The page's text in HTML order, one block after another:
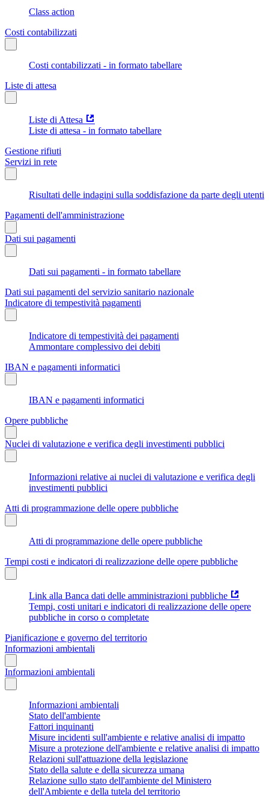
Class action
Costi contabilizzati
Costi contabilizzati - in formato tabellare
Liste di attesa
Liste di Attesa
Liste di attesa - in formato tabellare
Gestione rifiuti
Servizi in rete
Risultati delle indagini sulla soddisfazione da parte degli utenti
Pagamenti dell'amministrazione
Dati sui pagamenti
Dati sui pagamenti - in formato tabellare
Dati sui pagamenti del servizio sanitario nazionale
Indicatore di tempestività pagamenti
Indicatore di tempestività dei pagamenti
Ammontare complessivo dei debiti
IBAN e pagamenti informatici
IBAN e pagamenti informatici
Opere pubbliche
Nuclei di valutazione e verifica degli investimenti pubblici
Informazioni relative ai nuclei di valutazione e verifica degli
investimenti pubblici
Atti di programmazione delle opere pubbliche
Atti di programmazione delle opere pubbliche
Tempi costi e indicatori di realizzazione delle opere pubbliche
Link alla Banca dati delle amministrazioni pubbliche
Tempi, costi unitari e indicatori di realizzazione delle opere
pubbliche in corso o completate
Pianificazione e governo del territorio
Informazioni ambientali
Informazioni ambientali
Informazioni ambientali
Stato dell'ambiente
Fattori inquinanti
Misure incidenti sull'ambiente e relative analisi di impatto
Misure a protezione dell'ambiente e relative analisi di impatto
Relazioni sull'attuazione della legislazione
Stato della salute e della sicurezza umana
Relazione sullo stato dell'ambiente del Ministero
dell'Ambiente e della tutela del territorio